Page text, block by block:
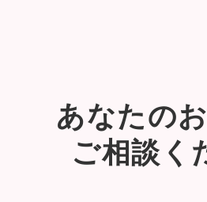
あなたのお
ご相談く